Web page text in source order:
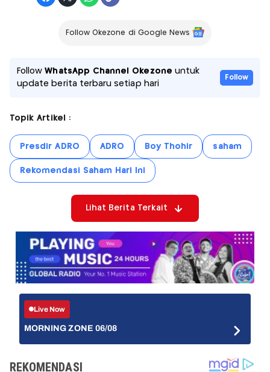
Follow Okezone di Google News
FollowWhatsApp Channel Okezone untuk
update berita terbaru setiap hari
Follow
Topik Artikel :
Presdir ADRO ADRO Boy Thohir saham
Rekomendasi Saham Hari Ini
Lihat Berita Terkait
Live Now
MORNING ZONE 06/08